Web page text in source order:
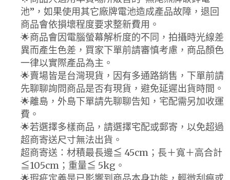
池”，如果使用其它廠牌電池造成產品故障，退回
商品會依損壞程度要求整新費用。
🌟商品會因電腦螢幕解析度的不同，拍攝時光線差
異而產生色差，買家下單前請審慎考慮，商品顏色
一律以實際產品為主。
🌟賣場皆是台灣現貨，因有多通路銷售，下單前請
先聊聊詢問商品是否有現貨，避免延遲出貨時間。
🌟離島，外島下單請先聊聊告知，宅配需另加收運
費。
🌟若選擇多樣商品，請選擇宅配或郵寄，以免超過
超商寄送尺寸無法出貨。
超商寄送：材積最長邊≦ 45cm；長＋寬＋高合計
≦105cm；重量≦ 5kg。